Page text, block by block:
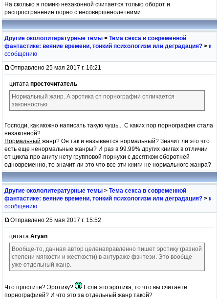
На сколько я помню незаконной считается только оборот и
распространение порно с несовершенолетними.
Другие окололитературные темы > Тема секса в современной
фантастике: веяние времени, тонкий психологизм или деградация? > к
сообщению
Отправлено 25 мая 2017 г. 16:21
цитата просточитатель
Нормальный жанр. А эротика от порнографии отличается
законностью.
Господи, как можно написать такую чушь... С каких пор порнография стала
незаконной?
Нормальный жанр? Он так и называется нормальный? Значит ли это что
есть еще ненормальные жанры? И раз в 99.99% других книгах в отличии
от цикла про аниту нету групповой порнухи с десятком оборотней
одновременно, то значит ли это что все эти книги не нормального жанра?
Другие окололитературные темы > Тема секса в современной
фантастике: веяние времени, тонкий психологизм или деградация? > к
сообщению
Отправлено 25 мая 2017 г. 15:52
цитата Aryan
Вообще-то, данная автор целенаправленно пишет эротику (разной
степени мягкости и жесткости) в антураже фэнтези. Это вообще
уже отдельный жанр.
Что простите? Эротику?
Если это эротика, то что вы считаете
порнографией? И что это за отдельный жанр такой?